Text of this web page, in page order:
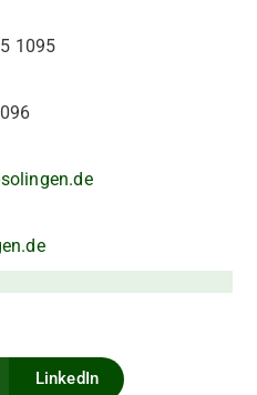
1095
Opens
LinkedIn